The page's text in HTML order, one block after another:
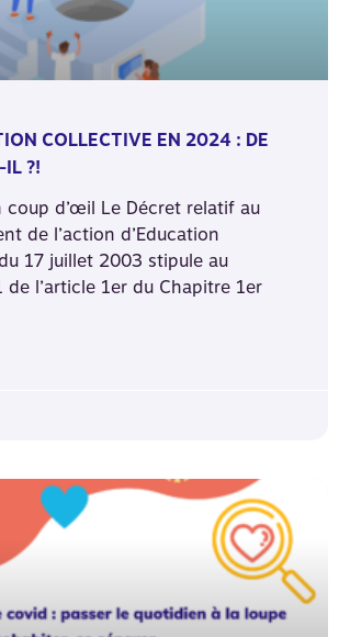
COLLECTIVE EN 2024 : DE
IL ?!
coup d’œil Le Décret relatif au
de l’action d’Education
17 juillet 2003 stipule au
de l’article 1er du Chapitre 1er